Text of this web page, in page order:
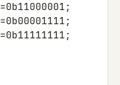
=0b11000001;
=0b00001111;
=0b11111111;